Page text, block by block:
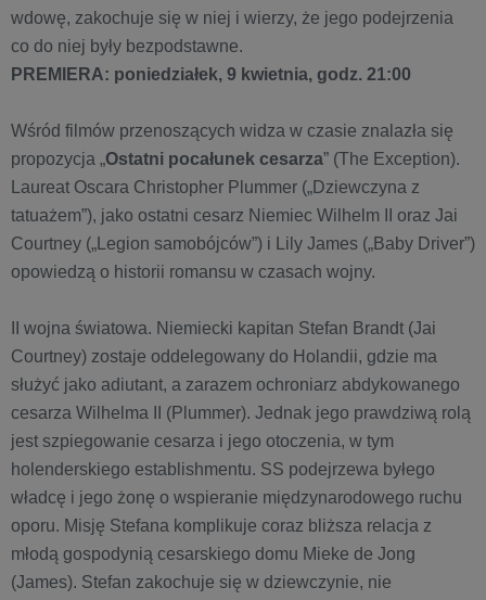
wdowę, zakochuje się w niej i wierzy, że jego podejrzenia
co do niej były bezpodstawne.
PREMIERA: poniedziałek, 9 kwietnia, godz. 21:00
Wśród filmów przenoszących widza w czasie znalazła się
propozycja „Ostatni pocałunek cesarza” (The Exception).
Laureat Oscara Christopher Plummer („Dziewczyna z
tatuażem”), jako ostatni cesarz Niemiec Wilhelm II oraz Jai
Courtney („Legion samobójców”) i Lily James („Baby Driver”)
opowiedzą o historii romansu w czasach wojny.
II wojna światowa. Niemiecki kapitan Stefan Brandt (Jai
Courtney) zostaje oddelegowany do Holandii, gdzie ma
służyć jako adiutant, a zarazem ochroniarz abdykowanego
cesarza Wilhelma II (Plummer). Jednak jego prawdziwą rolą
jest szpiegowanie cesarza i jego otoczenia, w tym
holenderskiego establishmentu. SS podejrzewa byłego
władcę i jego żonę o wspieranie międzynarodowego ruchu
oporu. Misję Stefana komplikuje coraz bliższa relacja z
młodą gospodynią cesarskiego domu Mieke de Jong
(James). Stefan zakochuje się w dziewczynie, nie